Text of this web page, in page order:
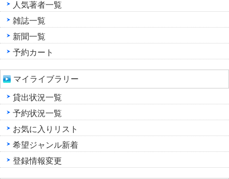
人気著者一覧
雑誌一覧
新聞一覧
予約カート
マイライブラリー
貸出状況一覧
予約状況一覧
お気に入りリスト
希望ジャンル新着
登録情報変更